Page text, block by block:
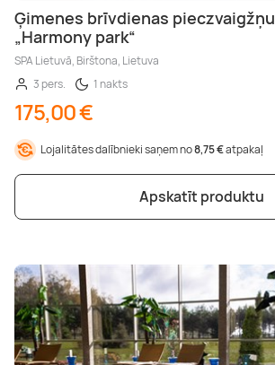
Ģimenes brīvdienas
„Harmony park“
SPA Lietuvā, Birštona, Lietuva
3 pers.
1 nakts
175,00 €
Lojalitātes dalībnieki saņem no8,75 €atpakaļ
Apskatīt produktu